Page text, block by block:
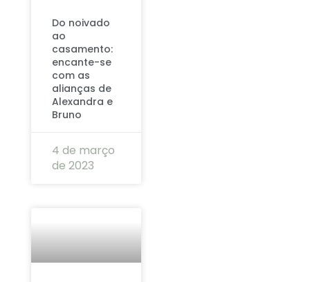
Do noivado
ao
casamento:
encante-se
com as
alianças de
Alexandra e
Bruno
4 de março
de 2023